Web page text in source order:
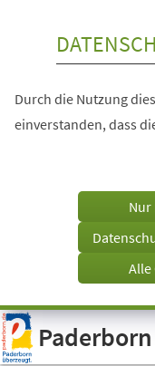
Visuelle
Assistenzsoftware
öffnen.
Durch die Nutzung
einverstanden, dass
Nur
Alle
Paderborn